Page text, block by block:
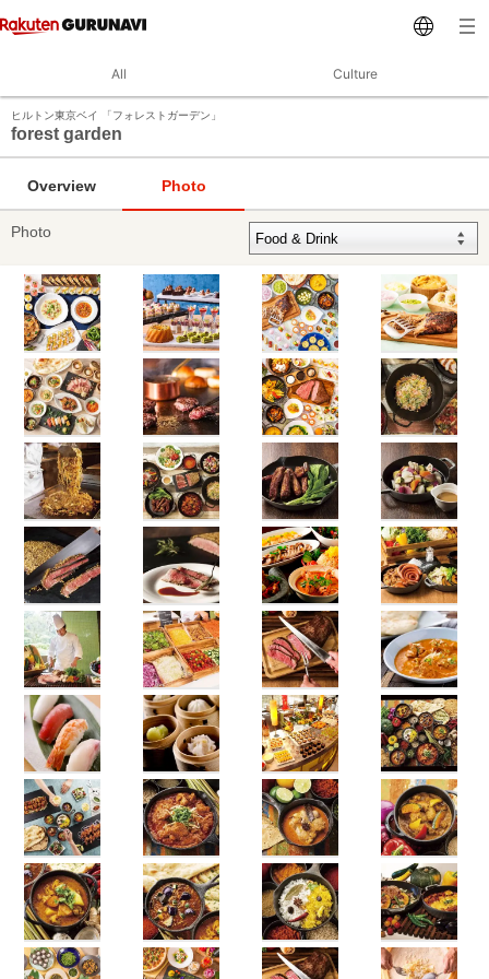
All Culture
ヒルトン東京ベイ 「フォレストガーデン」
forest garden
Overview Photo
Photo